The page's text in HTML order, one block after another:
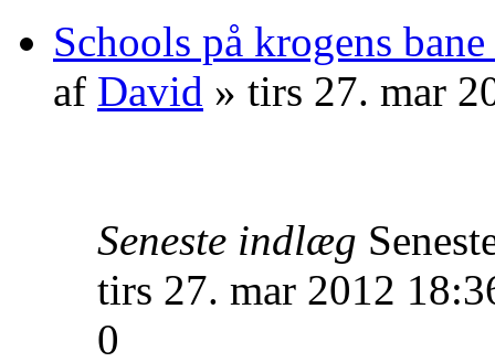
Schools på krogens
af David » tirs 27. mar
Seneste indlæg
tirs 27. mar 2012
0